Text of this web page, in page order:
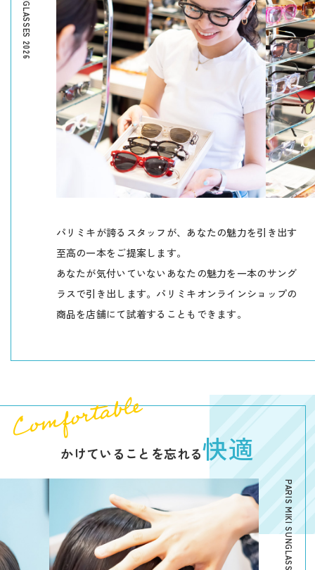
パリミキが誇るスタッフが、あなたの魅力を引き出す
至高の一本をご提案します。
あなたが気付いていないあなたの魅力を一本のサング
ラスで引き出します。パリミキオンラインショップの
商品を店舗にて試着することもできます。
PARIS MIKI SUNGLASSES 2026
かけていることを忘れる快適